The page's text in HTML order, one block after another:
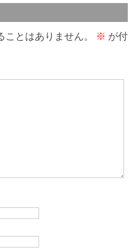
とはありません。 ※ が付